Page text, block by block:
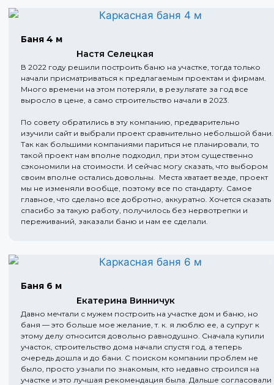
Баня 4 м
Настя Селецкая
В 2022 году решили построить баню на участке, тогда только
начали присматриваться к предлагаемым проектам и фирмам.
Много времени на этом потеряли, в результате за год все
выросло в цене, а само строительство начали в 2023.
По совету обратились в эту компанию, предварительно
изучили сайт и выбрали проект сравнительно небольшой бани.
Так как большими компаниями париться не планировали, то
такой проект нам вполне подходил, при этом существенно
сэкономили на стоимости. И сейчас могу сказать, что выбором
своим вполне остались довольны. Места хватает везде, проект
мы не изменяли вообще, поэтому все по стандарту. Самое
главное, что сделано все добротно, аккуратно. Хочется сказать
спасибо за такую работу, получилось без нервотрепки и
переживаний, заказали баню и нам ее сделали.
Баня 6 м
Екатерина Винничук
Давно мечтали с мужем построить на участке дом и баню, но
баня — это больше мое желание, т. к. я люблю ее, а супруг к
этому делу относится довольно равнодушно. Сначала купили
участок, строительство дома начали спустя год, а теперь
очередь дошла и до бани. С поиском компании проблем не
было, просто узнали по знакомым, кто недавно строился на
участке и это лучшая рекомендация была. Дальше согласовали